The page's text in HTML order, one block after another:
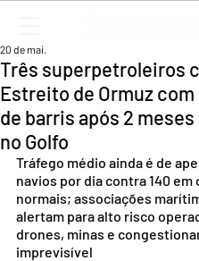
Três superpetroleiros
Estreito de Ormuz
de barris após 2
no Golfo
20 de mai.
Tráfego médio ainda é de
navios por dia contra 140 em
normais; associações
alertam para alto risco
drones, minas e
imprevisível